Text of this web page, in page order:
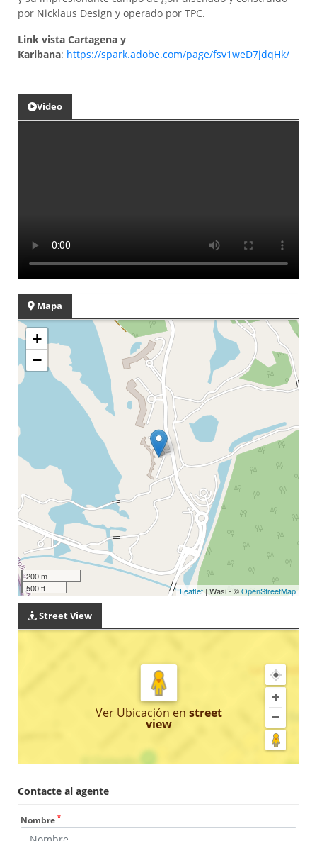
por Nicklaus Design y operado por TPC.
Link vista Cartagena y
Karibana: https://spark.adobe.com/page/fsv1weD7jdqHk/
Video
Mapa
+
−
200 m
500 ft
Leaflet | Wasi - ©OpenStreetMap
Street View
Ver Ubicación en street
view
Contacte al agente
Nombre *